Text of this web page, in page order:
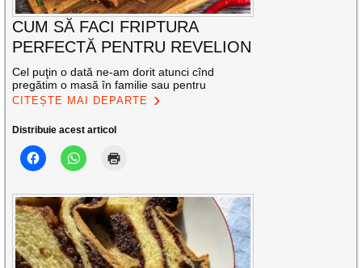
CUM SĂ FACI FRIPTURA
PERFECTĂ PENTRU REVELION
Cel puţin o dată ne-am dorit atunci cînd
pregătim o masă în familie sau pentru
CITEȘTE MAI DEPARTE
Distribuie acest articol